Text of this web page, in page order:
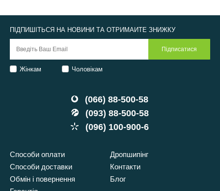
(066) 88-500-58
(093) 88-500-58
(096) 100-900-6
Способи оплати
Способи доставки
Обмін і повернення
Дропшипінг
Контакти
Блог
ПІДПИШІТЬСЯ НА НОВИНИ ТА ОТРИМАЙТЕ ЗНИЖКУ
Жінкам Чоловікам